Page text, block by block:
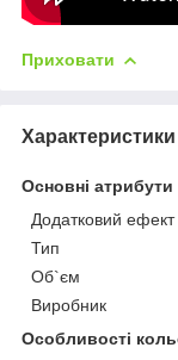
Приховати
Характеристики
Основні атрибути
Додатковий ефект
Тип
Об`єм
Виробник
Особливості